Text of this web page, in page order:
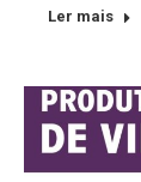
Ler mais